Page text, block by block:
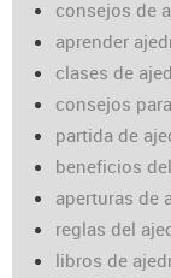
consejos de
aprender
clases de
consejos
partida de
beneficios
aperturas de
reglas del
libros de